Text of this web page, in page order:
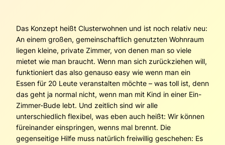
Das Konzept heißt Clusterwohnen und ist noch relativ neu:
An einem großen, gemeinschaftlich genutzten Wohnraum
liegen kleine, private Zimmer, von denen man so viele
mietet wie man braucht. Wenn man sich zurückziehen will,
funktioniert das also genauso easy wie wenn man ein
Essen für 20 Leute veranstalten möchte – was toll ist, denn
das geht ja normal nicht, wenn man mit Kind in einer Ein-
Zimmer-Bude lebt. Und zeitlich sind wir alle
unterschiedlich flexibel, was eben auch heißt: Wir können
füreinander einspringen, wenns mal brennt. Die
gegenseitige Hilfe muss natürlich freiwillig geschehen: Es